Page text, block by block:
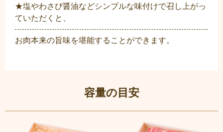
★塩やわさび醤油などシンプルな味付けで召し上がっ
ていただくと、
お肉本来の旨味を堪能することができます。
容量の目安